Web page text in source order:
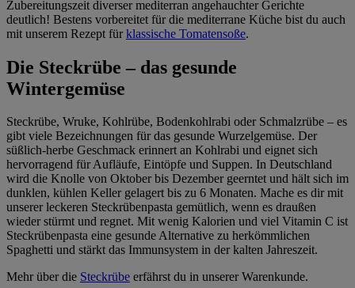
Zubereitungszeit diverser mediterran angehauchter Gerichte
deutlich! Bestens vorbereitet für die mediterrane Küche bist du auch
mit unserem Rezept fürklassische Tomatensoße.
Die Steckrübe – das gesunde
Wintergemüse
Steckrübe, Wruke, Kohlrübe, Bodenkohlrabi oder Schmalzrübe – es
gibt viele Bezeichnungen für das gesunde Wurzelgemüse. Der
süßlich-herbe Geschmack erinnert an Kohlrabi und eignet sich
hervorragend für Aufläufe, Eintöpfe und Suppen. In Deutschland
wird die Knolle von Oktober bis Dezember geerntet und hält sich im
dunklen, kühlen Keller gelagert bis zu 6 Monaten. Mache es dir mit
unserer leckeren Steckrübenpasta gemütlich, wenn es draußen
wieder stürmt und regnet. Mit wenig Kalorien und viel Vitamin C ist
Steckrübenpasta eine gesunde Alternative zu herkömmlichen
Spaghetti und stärkt das Immunsystem in der kalten Jahreszeit.
Mehr über die Steckrübe erfährst du in unserer Warenkunde.